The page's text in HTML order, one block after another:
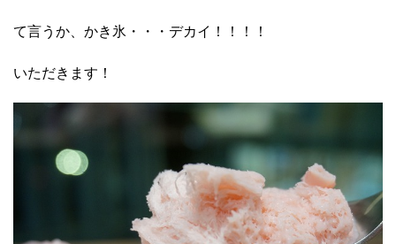
て言うか、かき氷・・・デカイ！！！！
いただきます！